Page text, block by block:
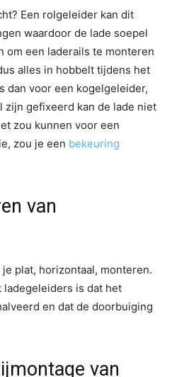
Een rolgeleider kan dit
waardoor de lade soepel
om een laderails te monteren
alles in hobbelt tijdens het
dan voor een kogelgeleider,
zijn gefixeerd kan de lade niet
zou kunnen voor een
zou je een bekeuring
van
plat, horizontaal, monteren.
ladegeleiders is dat het
en dat de doorbuiging
van